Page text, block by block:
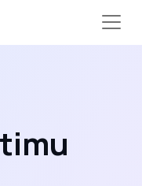
timu